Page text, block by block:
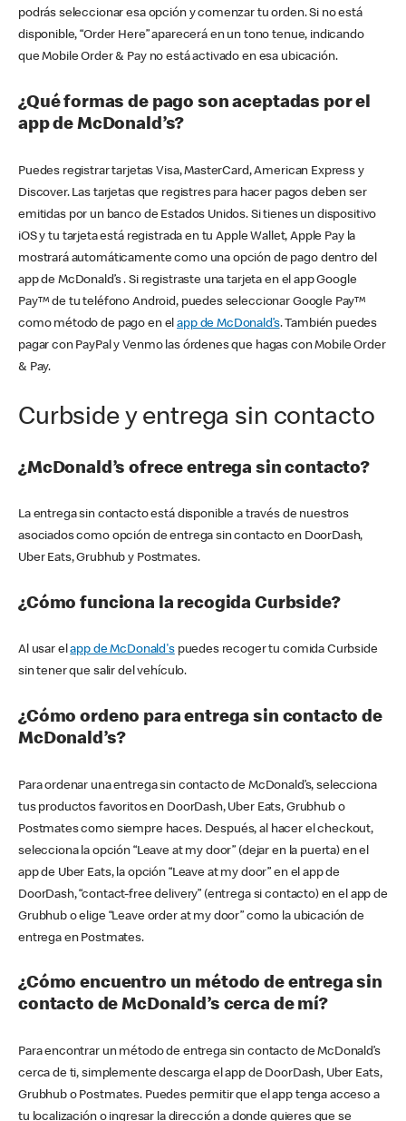
podrás seleccionar esa opción y comenzar tu orden. Si no está
disponible, “Order Here” aparecerá en un tono tenue, indicando
que Mobile Order & Pay no está activado en esa ubicación.
¿Qué formas de pago son aceptadas por el
app de McDonald’s?
Puedes registrar tarjetas Visa, MasterCard, American Express y
Discover. Las tarjetas que registres para hacer pagos deben ser
emitidas por un banco de Estados Unidos. Si tienes un dispositivo
iOS y tu tarjeta está registrada en tu Apple Wallet, Apple Pay la
mostrará automáticamente como una opción de pago dentro del
app de McDonald’s . Si registraste una tarjeta en el app Google
Pay™ de tu teléfono Android, puedes seleccionar Google Pay™
como método de pago en elapp de McDonald’s. También puedes
pagar con PayPal y Venmo las órdenes que hagas con Mobile Order
& Pay.
Curbside y entrega sin contacto
¿McDonald’s ofrece entrega sin contacto?
La entrega sin contacto está disponible a través de nuestros
asociados como opción de entrega sin contacto en DoorDash,
Uber Eats, Grubhub y Postmates.
¿Cómo funciona la recogida Curbside?
Al usar elapp de McDonald'spuedes recoger tu comida Curbside
sin tener que salir del vehículo.
¿Cómo ordeno para entrega sin contacto de
McDonald’s?
Para ordenar una entrega sin contacto de McDonald’s, selecciona
tus productos favoritos en DoorDash, Uber Eats, Grubhub o
Postmates como siempre haces. Después, al hacer el checkout,
selecciona la opción “Leave at my door” (dejar en la puerta) en el
app de Uber Eats, la opción “Leave at my door” en el app de
DoorDash, “contact-free delivery” (entrega si contacto) en el app de
Grubhub o elige “Leave order at my door” como la ubicación de
entrega en Postmates.
¿Cómo encuentro un método de entrega sin
contacto de McDonald’s cerca de mí?
Para encontrar un método de entrega sin contacto de McDonald’s
cerca de ti, simplemente descarga el app de DoorDash, Uber Eats,
Grubhub o Postmates. Puedes permitir que el app tenga acceso a
tu localización o ingresar la dirección a donde quieres que se